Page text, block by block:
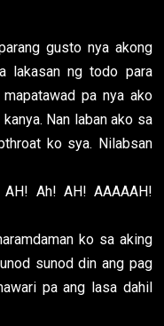
gusto nya akong
lakasan ng todo para
pa nya ako
Nan laban ako sa
ko sya. Nilabsan
AH! Ah! AH! AAAAAH!
ko sa aking
sunod din ang pag
pa ang lasa dahil